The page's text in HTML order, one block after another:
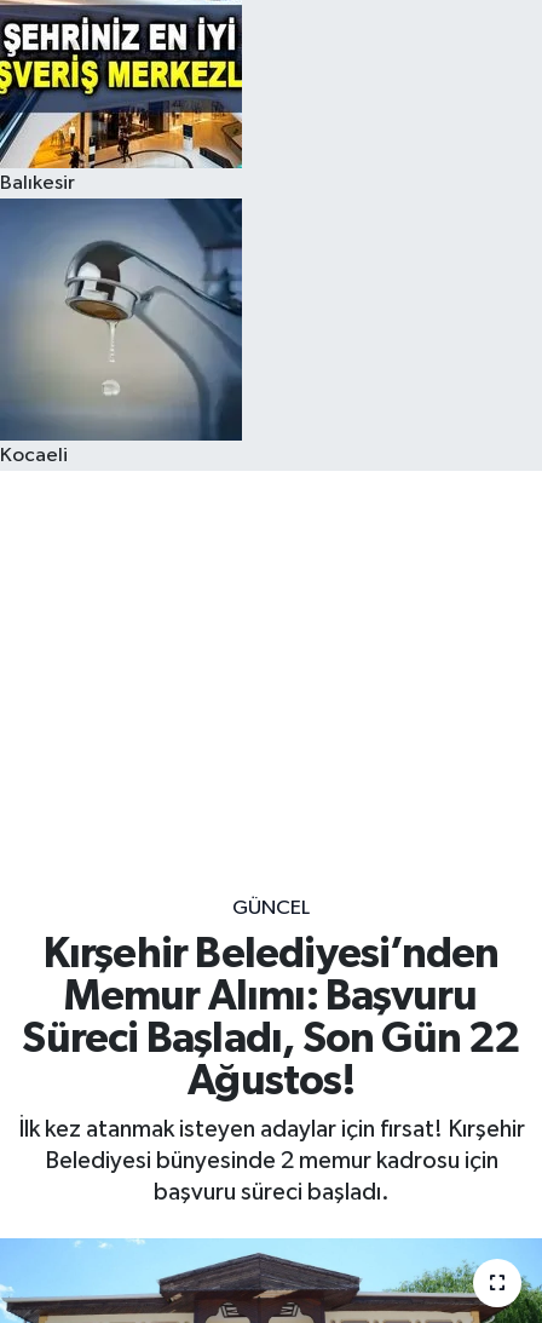
Balıkesir
Kocaeli
GÜNCEL
Kırşehir Belediyesi’nden
Memur Alımı: Başvuru
Süreci Başladı, Son Gün 22
Ağustos!
İlk kez atanmak isteyen adaylar için fırsat! Kırşehir
Belediyesi bünyesinde 2 memur kadrosu için
başvuru süreci başladı.